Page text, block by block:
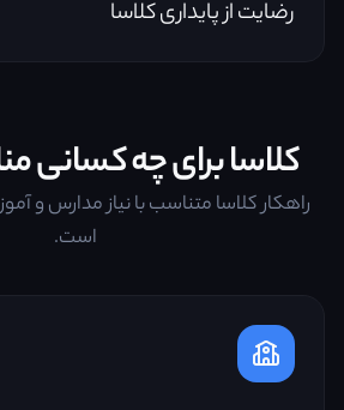
رضایت از پایداری کلاسا
کلاسا برای چه کسانی
راهکار کلاسا متناسب با نیاز مدارس و
است.